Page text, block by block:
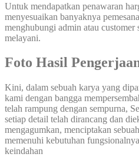
Untuk mendapatkan penawaran
menyesuaikan banyaknya
menghubungi admin atau customer
melayani.
Foto Hasil
Kini, dalam sebuah karya yang
kami dengan bangga
telah rampung dengan sempurna,
setiap detail telah dirancang dan
mengagumkan, menciptakan
memenuhi kebutuhan
keindahan